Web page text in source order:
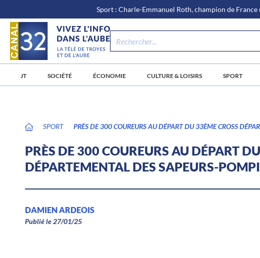
au
contenu
Sport : Charle-Emmanuel Roth, champion de
JT SOCIÉTÉ ÉCONOMIE CULTURE & LOISIRS SPORT
SPORT PRÈS DE 300 COUREURS AU DÉPART DU 33ÈME CROSS
PRÈS DE 300 COUREURS AU DÉPART
DÉPARTEMENTAL DES SAPEURS-
DAMIEN ARDEOIS
Publié le 27/01/25